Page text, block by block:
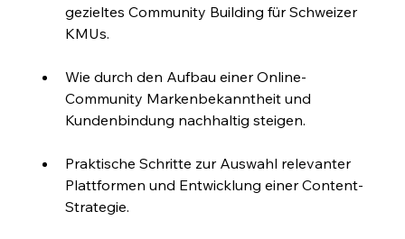
gezieltes Community Building für Schweizer
KMUs.
Wie durch den Aufbau einer Online-
Community Markenbekanntheit und
Kundenbindung nachhaltig steigen.
Praktische Schritte zur Auswahl relevanter
Plattformen und Entwicklung einer Content-
Strategie.